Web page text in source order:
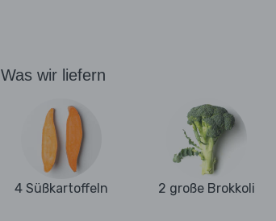
Was wir liefern
4 Süßkartoffeln 2 große Brokkoli